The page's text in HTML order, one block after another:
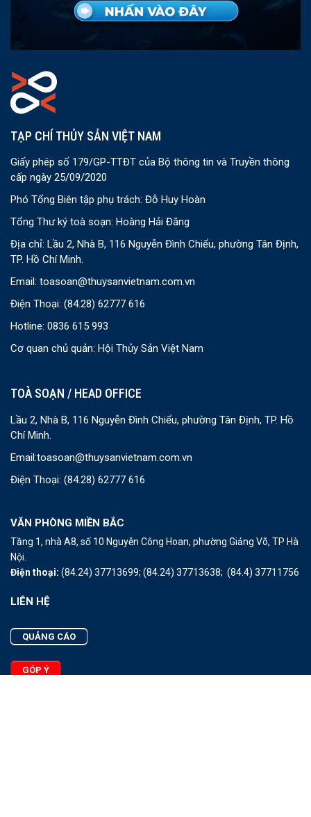
TẠP CHÍ THỦY SẢN VIỆT NAM
Giấy phép số 179/GP-TTĐT của Bộ thông tin và Truyền thông
cấp ngày 25/09/2020
Phó Tổng Biên tập phụ trách: Đỗ Huy Hoàn
Tổng Thư ký toà soạn: Hoàng Hải Đăng
Địa chỉ: Lầu 2, Nhà B, 116 Nguyễn Đình Chiểu, phường Tân Định,
TP. Hồ Chí Minh.
Email: toasoan@thuysanvietnam.com.vn
Điện Thoại: (84.28) 62777 616
Hotline: 0836 615 993
Cơ quan chủ quản: Hội Thủy Sản Việt Nam
TOÀ SOẠN / HEAD OFFICE
Lầu 2, Nhà B, 116 Nguyễn Đình Chiểu, phường Tân Định, TP. Hồ
Chí Minh.
Email:toasoan@thuysanvietnam.com.vn
Điện Thoại: (84.28) 62777 616
VĂN PHÒNG MIỀN BẮC
Tầng 1, nhà A8, số 10 Nguyễn Công Hoan, phường Giảng Võ, TP Hà
Nội.
Điện thoại: (84.24) 37713699; (84.24) 37713638; (84.4) 37711756
LIÊN HỆ
QUẢNG CÁO
GÓP Ý